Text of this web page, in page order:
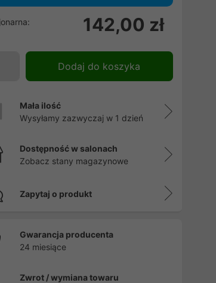
142,00 zł
Dodaj do koszyka
Mała ilość
Wysyłamy zazwyczaj w 1 dzień
Dostępność w salonach
Zobacz stany magazynowe
Zapytaj o produkt
Gwarancja producenta
24 miesiące
Zwrot / wymiana towaru